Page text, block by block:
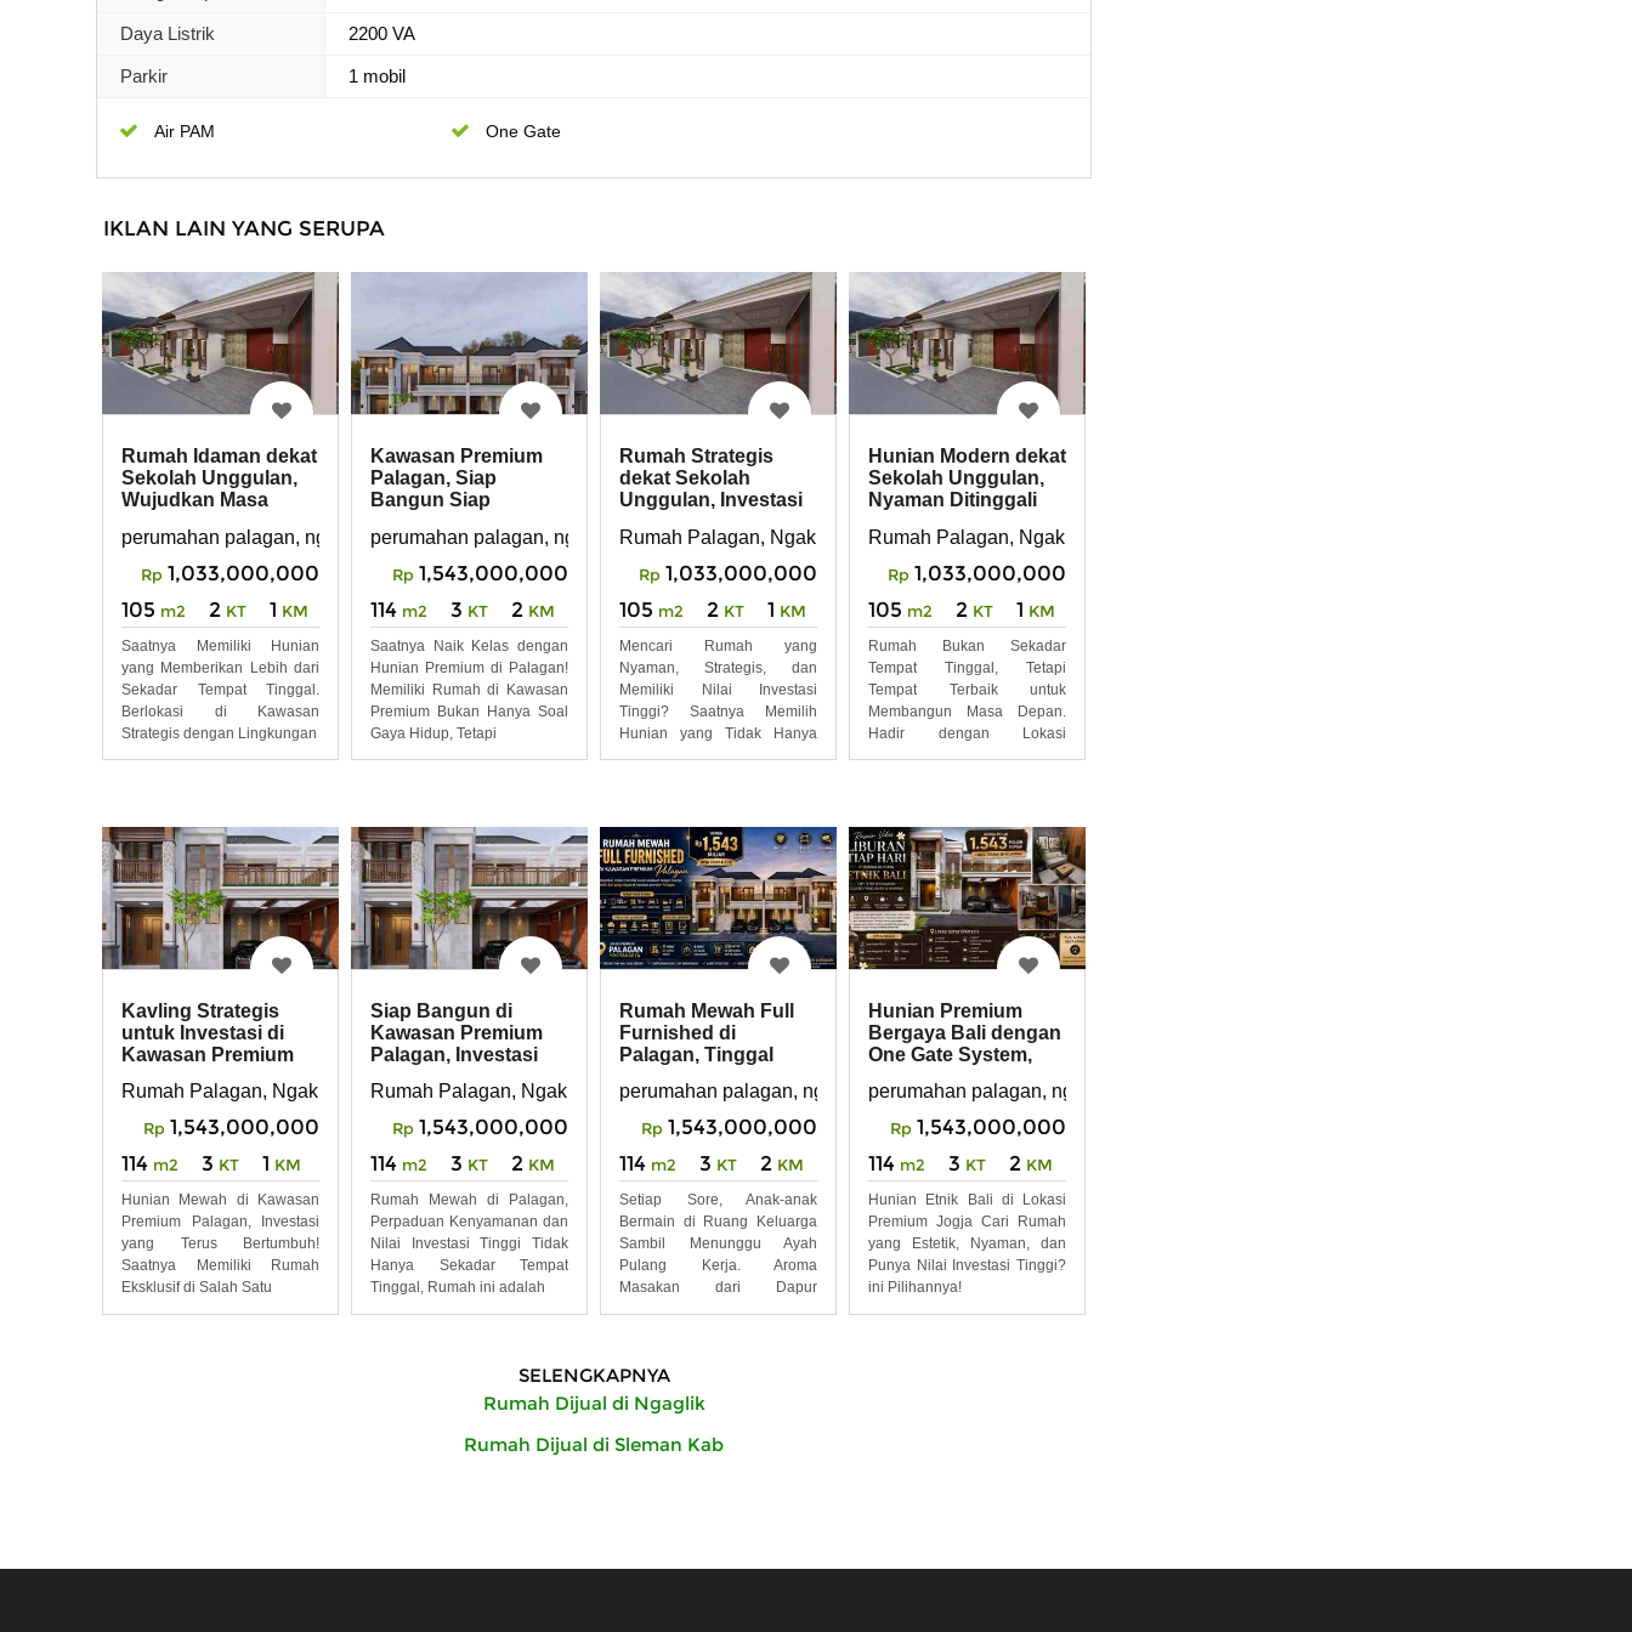
Daya Listrik 2200 VA
Parkir 1 mobil
Air PAM One Gate
IKLAN LAIN YANG SERUPA
Rumah Idaman dekat
Sekolah Unggulan,
Wujudkan Masa
perumahan palagan, ngalik, sleman
Rp 1,033,000,000
105 m2 2 KT 1 KM
Saatnya Memiliki Hunian
yang Memberikan Lebih dari
Sekadar Tempat Tinggal.
Berlokasi di Kawasan
Strategis dengan Lingkungan
Kawasan Premium
Palagan, Siap
Bangun Siap
perumahan palagan, ngalik, sleman
Rp 1,543,000,000
114 m2 3 KT 2 KM
Saatnya Naik Kelas dengan
Hunian Premium di Palagan!
Memiliki Rumah di Kawasan
Premium Bukan Hanya Soal
Gaya Hidup, Tetapi
Rumah Strategis
dekat Sekolah
Unggulan, Investasi
Rumah Palagan, Ngaklik, sleman
Rp 1,033,000,000
105 m2 2 KT 1 KM
Mencari Rumah yang
Nyaman, Strategis, dan
Memiliki Nilai Investasi
Tinggi? Saatnya Memilih
Hunian yang Tidak Hanya
Hunian Modern dekat
Sekolah Unggulan,
Nyaman Ditinggali
Rumah Palagan, Ngaklik, Sleman, Yogyakarta
Rp 1,033,000,000
105 m2 2 KT 1 KM
Rumah Bukan Sekadar
Tempat Tinggal, Tetapi
Tempat Terbaik untuk
Membangun Masa Depan.
Hadir dengan Lokasi
Kavling Strategis
untuk Investasi di
Kawasan Premium
Rumah Palagan, Ngaklik, Sleman
Rp 1,543,000,000
114 m2 3 KT 1 KM
Hunian Mewah di Kawasan
Premium Palagan, Investasi
yang Terus Bertumbuh!
Saatnya Memiliki Rumah
Eksklusif di Salah Satu
Siap Bangun di
Kawasan Premium
Palagan, Investasi
Rumah Palagan, Ngaklik, Sleman, Yogyakarta
Rp 1,543,000,000
114 m2 3 KT 2 KM
Rumah Mewah di Palagan,
Perpaduan Kenyamanan dan
Nilai Investasi Tinggi Tidak
Hanya Sekadar Tempat
Tinggal, Rumah ini adalah
Rumah Mewah Full
Furnished di
Palagan, Tinggal
perumahan palagan, ngalik, sleman
Rp 1,543,000,000
114 m2 3 KT 2 KM
Setiap Sore, Anak-anak
Bermain di Ruang Keluarga
Sambil Menunggu Ayah
Pulang Kerja. Aroma
Masakan dari Dapur
Hunian Premium
Bergaya Bali dengan
One Gate System,
perumahan palagan, ngalik, sleman
Rp 1,543,000,000
114 m2 3 KT 2 KM
Hunian Etnik Bali di Lokasi
Premium Jogja Cari Rumah
yang Estetik, Nyaman, dan
Punya Nilai Investasi Tinggi?
ini Pilihannya!
SELENGKAPNYA
Rumah Dijual di Ngaglik
Rumah Dijual di Sleman Kab